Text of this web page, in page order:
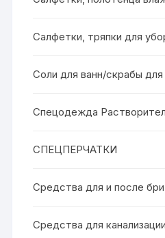
Салфетки, тряпки для
Соли для ванн/скрабы для
Спецодежда
СПЕЦПЕРЧАТКИ
Средства для и после
Средства для канализации